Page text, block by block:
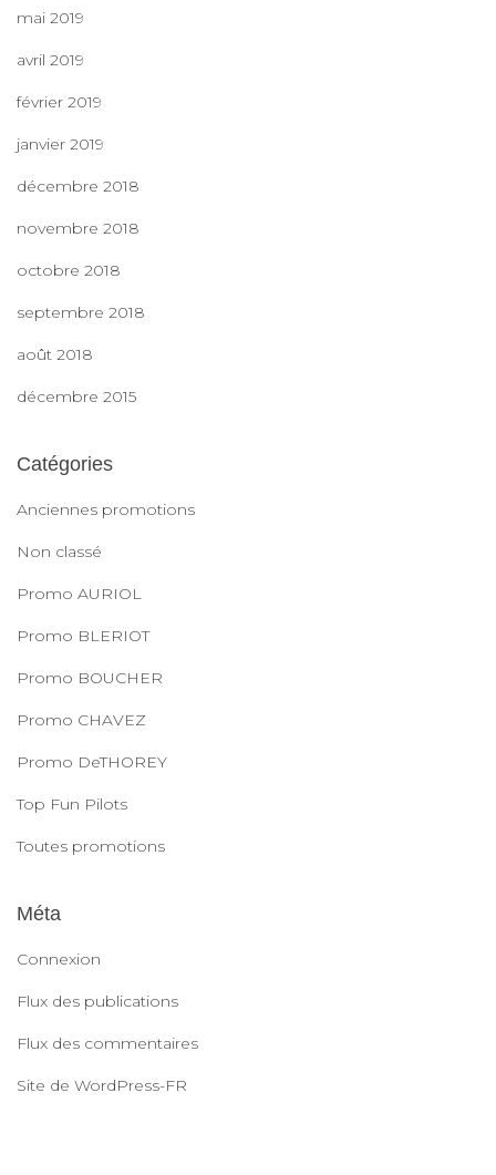
mai 2019
avril 2019
février 2019
janvier 2019
décembre 2018
novembre 2018
octobre 2018
septembre 2018
août 2018
décembre 2015
Catégories
Anciennes promotions
Non classé
Promo AURIOL
Promo BLERIOT
Promo BOUCHER
Promo CHAVEZ
Promo DeTHOREY
Top Fun Pilots
Toutes promotions
Méta
Connexion
Flux des publications
Flux des commentaires
Site de WordPress-FR